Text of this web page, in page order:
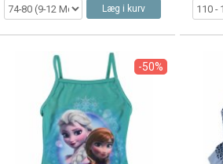
Læg i kurv
-50%